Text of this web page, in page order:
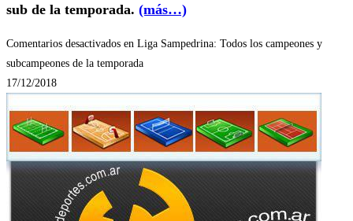
sub de la temporada. (más…)
Comentarios desactivados en Liga Sampedrina: Todos los campeones y
subcampeones de la temporada
17/12/2018